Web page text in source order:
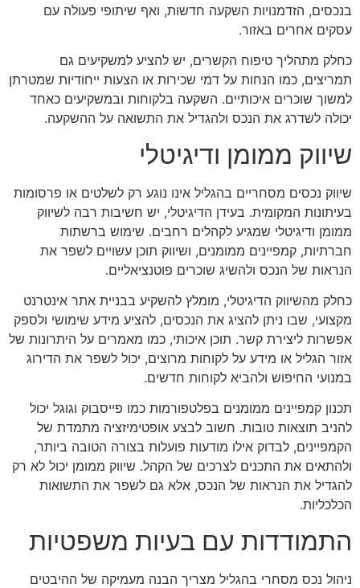
בנכסים, הזדמנויות השקעה חדשות, ואף שיתופי פעולה עם
עסקים אחרים באזור.
כחלק מתהליך טיפוח הקשרים, יש להציע למשקיעים גם
תמריצים, כמו הנחות על דמי שכירות או הצעות ייחודיות שמטרתן
למשוך שוכרים איכותיים. השקעה בלקוחות ובמשקיעים כאחד
יכולה לשדרג את הנכס ולהגדיל את התשואה על ההשקעה.
שיווק ממומן ודיגיטלי
שיווק נכסים מסחריים בהגליל אינו נוגע רק לשלטים או פרסומות
בעיתונות המקומית. בעידן הדיגיטלי, יש חשיבות רבה לשיווק
ממומן ודיגיטלי שמגיע לקהלים רחבים. שימוש ברשתות
חברתיות, קמפיינים ממומנים, ושיווק תוכן עשויים לשפר את
הנראות של הנכס ולהשיג שוכרים פוטנציאליים.
כחלק מהשיווק הדיגיטלי, מומלץ להשקיע בבניית אתר אינטרנט
מקצועי, שבו ניתן להציג את הנכסים, להציע מידע שימושי ולספק
אפשרות ליצירת קשר. תוכן איכותי, כמו מאמרים על היתרונות של
אזור הגליל או מידע על לקוחות מרוצים, יכול לשפר את הדירוג
במנועי החיפוש ולהביא לקוחות חדשים.
תכנון קמפיינים ממומנים בפלטפורמות כמו פייסבוק וגוגל יכול
להניב תוצאות טובות. חשוב לבצע אופטימיזציה מתמדת של
הקמפיינים, לבדוק אילו מודעות פועלות בצורה הטובה ביותר,
ולהתאים את התכנים לצרכים של הקהל. שיווק ממומן יכול לא רק
להגדיל את הנראות של הנכס, אלא גם לשפר את התשואות
הכלכליות.
התמודדות עם בעיות משפטיות
ניהול נכס מסחרי בהגליל מצריך הבנה מעמיקה של ההיבטים